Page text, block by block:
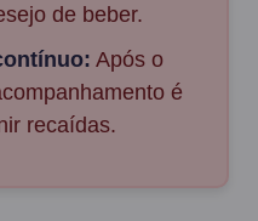
de beber.
Após o
é
recaídas.